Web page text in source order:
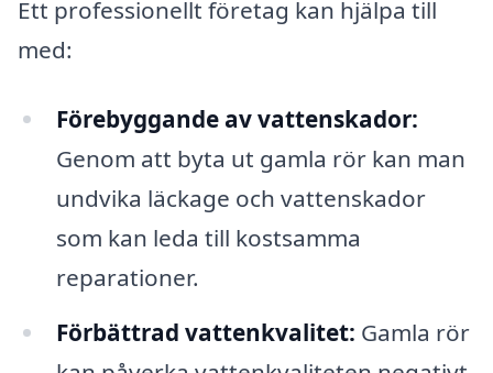
Ett professionellt företag kan hjälpa till
med:
Förebyggande av vattenskador:
Genom att byta ut gamla rör kan man
undvika läckage och vattenskador
som kan leda till kostsamma
reparationer.
Förbättrad vattenkvalitet: Gamla rör